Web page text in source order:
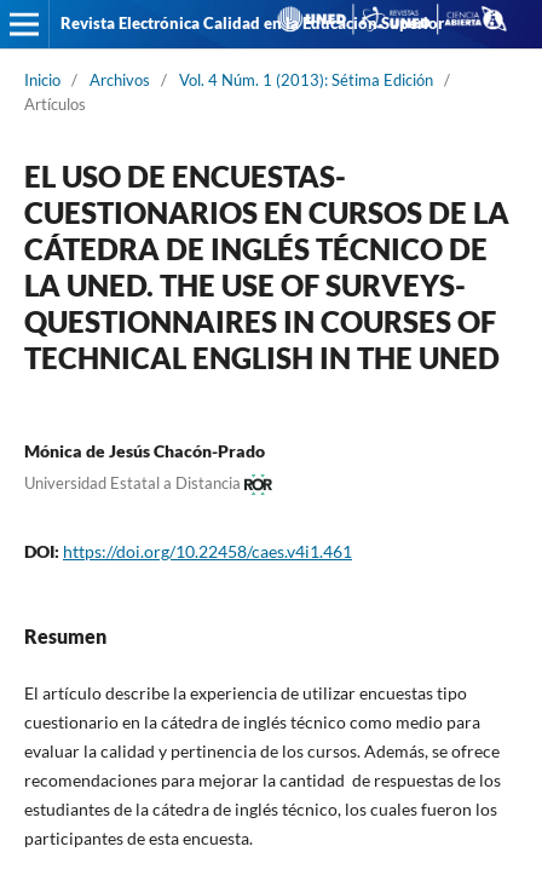
Revista Electrónica Calidad en la Educación Superior
Inicio / Archivos / Vol. 4 Núm. 1 (2013): Sétima Edición /
Artículos
EL USO DE ENCUESTAS-
CUESTIONARIOS EN CURSOS DE LA
CÁTEDRA DE INGLÉS TÉCNICO DE
LA UNED. THE USE OF SURVEYS-
QUESTIONNAIRES IN COURSES OF
TECHNICAL ENGLISH IN THE UNED
Mónica de Jesús Chacón-Prado
Universidad Estatal a Distancia
DOI: https://doi.org/10.22458/caes.v4i1.461
Resumen
El artículo describe la experiencia de utilizar encuestas tipo
cuestionario en la cátedra de inglés técnico como medio para
evaluar la calidad y pertinencia de los cursos. Además, se ofrece
recomendaciones para mejorar la cantidad de respuestas de los
estudiantes de la cátedra de inglés técnico, los cuales fueron los
participantes de esta encuesta.